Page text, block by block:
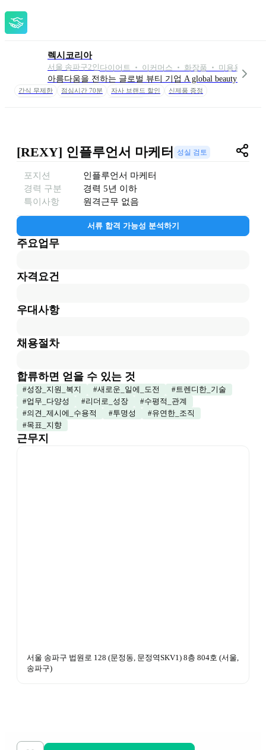
렉시코리아
서울 송파구2인 다이어트 ‧ 이커머스 ‧ 화장품 ‧ 미용용품 외 4
아름다움을 전하는 글로벌 뷰티 기업 A global beauty
간식 무제한 점심시간 70분 자사 브랜드 할인
신제품 증정
[REXY] 인플루언서 마케터 성실 검토
포지션
인플루언서 마케터
경력 구분
경력 5년 이하
특이사항
원격근무 없음
서류 합격 가능성 분석하기
주요업무
자격요건
우대사항
채용절차
합류하면 얻을 수 있는 것
#성장_지원_복지 #새로운_일에_도전 #트렌디한_기술
#업무_다양성 #리더로_성장 #수평적_관계
#의견_제시에_수용적 #투명성 #유연한_조직
#목표_지향
근무지
서울 송파구 법원로 128 (문정동, 문정역SKV1) 8층 804호 (서울,
송파구)